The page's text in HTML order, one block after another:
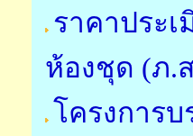
ราคาประ
ห้องชุด (ภ.
โครงการ